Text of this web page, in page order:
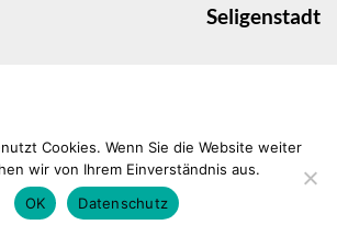
Seligenstadt
Cookies. Wenn Sie die Website weiter
wir von Ihrem Einverständnis aus.
OK
Datenschutz